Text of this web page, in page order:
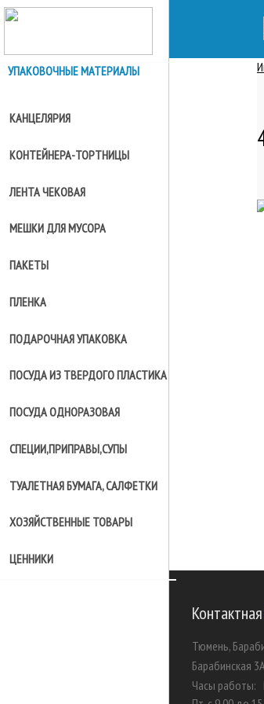
УПАКОВОЧНЫЕ МАТЕРИАЛЫ
КАНЦЕЛЯРИЯ
КОНТЕЙНЕРА-ТОРТНИЦЫ
ЛЕНТА ЧЕКОВАЯ
МЕШКИ ДЛЯ МУСОРА
ПАКЕТЫ
ПЛЕНКА
ПОДАРОЧНАЯ УПАКОВКА
ПОСУДА ИЗ ТВЕРДОГО ПЛАСТИКА
ПОСУДА ОДНОРАЗОВАЯ
СПЕЦИИ,ПРИПРАВЫ,СУПЫ
ТУАЛЕТНАЯ БУМАГА, САЛФЕТКИ
ХОЗЯЙСТВЕННЫЕ ТОВАРЫ
ЦЕННИКИ
Контактная
Тюмень,
Барабинская
Часы работы: